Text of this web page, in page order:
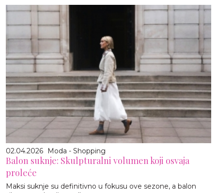
02.04.2026 Moda - Shopping
Balon suknje: Skulpturalni volumen koji osvaja
proleće
Maksi suknje su definitivno u fokusu ove sezone, a balon